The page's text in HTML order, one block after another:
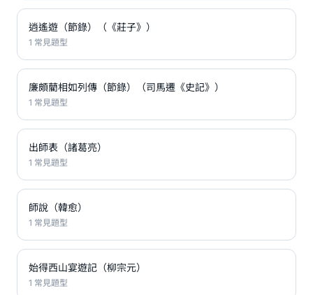
逍遙遊（節錄）（《莊子》）
1 常見題型
廉頗藺相如列傳（節錄）（司馬遷《史記》）
1 常見題型
出師表（諸葛亮）
1 常見題型
師說（韓愈）
1 常見題型
始得西山宴遊記（柳宗元）
1 常見題型